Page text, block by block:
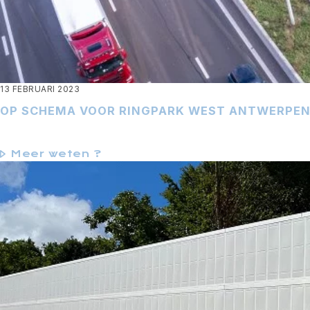
13 FEBRUARI 2023
OP SCHEMA VOOR RINGPARK WEST
Meer weten ?